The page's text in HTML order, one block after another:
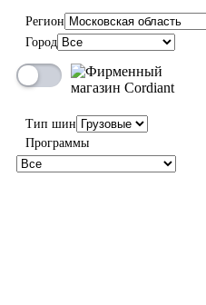
Регион
Город
Тип шин
Программы